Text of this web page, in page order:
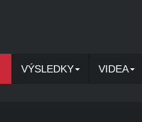
VÝSLEDKY VIDEA